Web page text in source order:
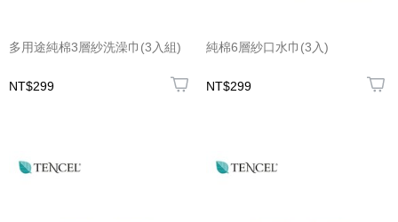
多用途純棉3層紗洗澡巾(3入組)
NT$299
純棉6層紗口水巾(3入)
NT$299